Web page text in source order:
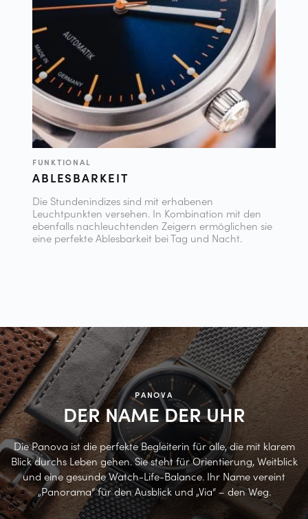
FUNKTIONAL
ABLESBARKEIT
Die Stundenindizes sind mit erhabenen
Leuchtpunkten versehen. In Kombination mit den
ebenfalls nachleuchtenden Zeigern ermöglichen sie
eine perfekte Ablesbarkeit bei Tag und Nacht.
PANOVA
DER NAME DERUHR
Die Panova ist die perfekte Begleiterin für alle, die mit klarem
Blick durchs Leben gehen. Sie steht für Orientierung, Weitblick
und eine gesunde Watch-Life-Balance. Ihr Name vereint
„Panorama“ für den Ausblick und „Via“ – den Weg.